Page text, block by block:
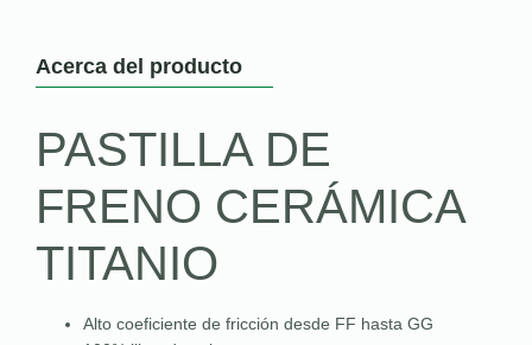
Acerca del producto
PASTILLA DE
FRENO CERÁMICA
TITANIO
Alto coeficiente de fricción desde FF hasta GG